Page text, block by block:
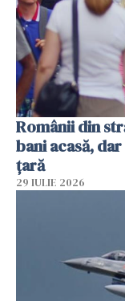
Românii din
bani acasă,
țară
29 IULIE 2026